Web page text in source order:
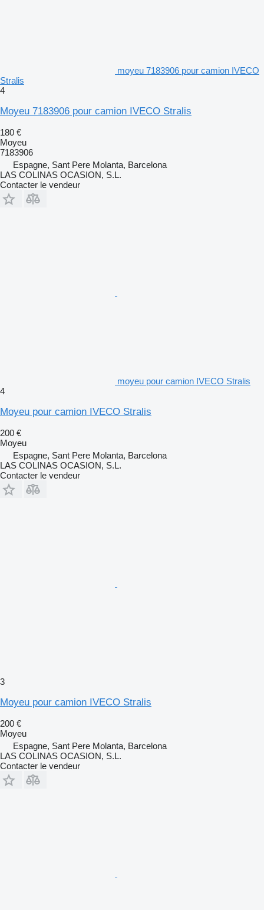
moyeu 7183906 pour camion IVECO
Stralis
4
Moyeu 7183906 pour camion IVECO Stralis
180 €
Moyeu
7183906
Espagne, Sant Pere Molanta, Barcelona
LAS COLINAS OCASION, S.L.
Contacter le vendeur
moyeu pour camion IVECO Stralis
4
Moyeu pour camion IVECO Stralis
200 €
Moyeu
Espagne, Sant Pere Molanta, Barcelona
LAS COLINAS OCASION, S.L.
Contacter le vendeur
3
Moyeu pour camion IVECO Stralis
200 €
Moyeu
Espagne, Sant Pere Molanta, Barcelona
LAS COLINAS OCASION, S.L.
Contacter le vendeur